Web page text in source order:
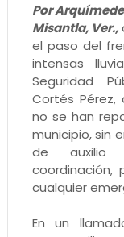
Por
Misantla, Ver.,
el paso del
intensas
Seguridad
Cortés
no se han
municipio, sin
de auxilio
coordinación,
cualquier
En un